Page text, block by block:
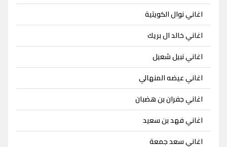
اغاني نوال الكويتية
اغاني خالد ال بريك
اغاني نبيل شعيل
اغاني عيضه المنهالي
اغاني جفران بن هضبان
اغاني فهد بن سعيد
اغاني سعد جمعة